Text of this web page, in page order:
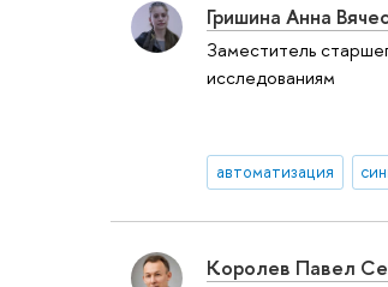
Гришина Анна
Заместитель
исследованиям
автоматизация
Королев Павел